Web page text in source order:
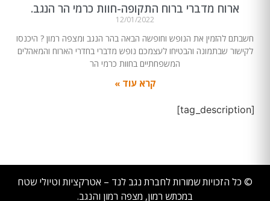
ארוח מדברי ברוח התקופה-חוות כרמי הר הנגב.
12/01/2022
חשבתם להזמין את הנופש וחופשה הבאה בהר הנגב ומצפה רמון ? היכנסו
לקישור שבתמונה והבטיחו לעצמכם נופש מדברי בחדרי הארוח והמאהלים
המשפחתיים בחוות כרמי הר
קרא עוד »
[tag_description]
© כל הזכויות שמורות לחברת נגב לנד – אטרקציות וטיולי שטח
במכתש רמון, מצפה רמון והנגב.